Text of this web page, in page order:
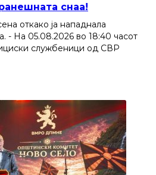
снаа!
откако ја нападнала
- На 05.08.2026 во 18:40 часот
службеници од СВР